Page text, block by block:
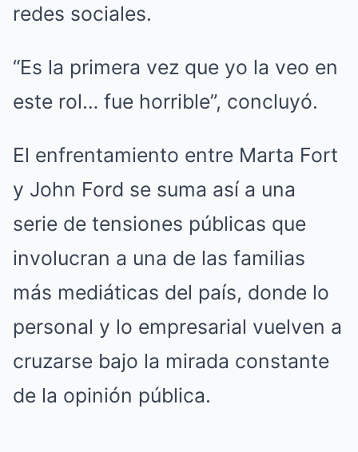
redes sociales.
“Es la primera vez que yo la veo en
este rol… fue horrible”, concluyó.
El enfrentamiento entre Marta Fort
y John Ford se suma así a una
serie de tensiones públicas que
involucran a una de las familias
más mediáticas del país, donde lo
personal y lo empresarial vuelven a
cruzarse bajo la mirada constante
de la opinión pública.